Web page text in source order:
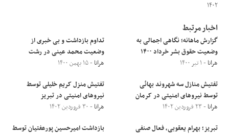
۱۴۰۲
اخبار مرتبط
گزارش ماهانه؛ نگاهی اجمالی به
وضعیت حقوق بشر خرداد ۱۴۰۰
هرانا - ۱ تیر ۱۴۰۰
تفتیش منازل سه شهروند بهائی
توسط نیروهای امنیتی در کرمان
هرانا - ۲۳ فروردین ۱۴۰۲
تبریز؛ ‏بهرام یعقوبی، فعال صنفی
تداوم بازداشت و بی خبری از
وضعیت محمد عینی در رشت
هرانا - ۱۵ بهمن ۱۴۰۰
تفتیش منزل کریم خلیلی توسط
نیروهای امنیتی در تبریز
هرانا - ۳۰ فروردین ۱۴۰۲
بازداشت امیرحسین پورعفتیان توسط